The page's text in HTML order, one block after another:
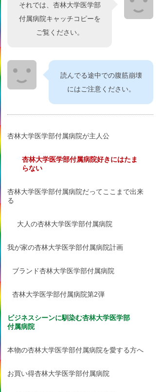
それでは、杏林大学医学部
付属病院キャッチコピーを
ご覧ください。
読んでる途中での腹筋崩壊
にはご注意ください。
杏林大学医学部付属病院が主人公
杏林大学医学部付属病院好きにはたま
らない
杏林大学医学部付属病院だってここまで出来
る
大人の杏林大学医学部付属病院
我が家の杏林大学医学部付属病院計画
ブランド杏林大学医学部付属病院
杏林大学医学部付属病院第2弾
ビジネスシーンに馴染む杏林大学医学部
付属病院
本物の杏林大学医学部付属病院を愛する方へ
お買い得杏林大学医学部付属病院